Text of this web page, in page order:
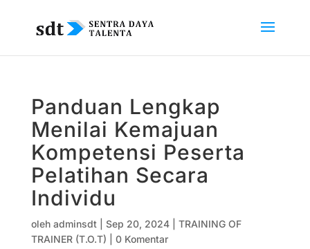
Panduan Lengkap
Menilai Kemajuan
Kompetensi Peserta
Pelatihan Secara
Individu
oleh adminsdt| Sep 20, 2024| TRAINING OF
TRAINER (T.O.T)
0 Komentar